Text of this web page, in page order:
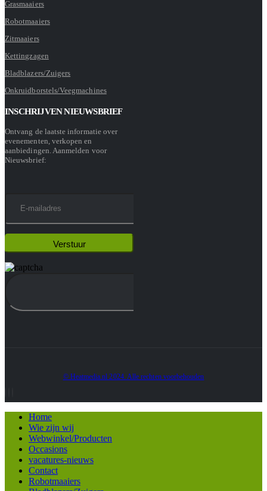
Grasmaaiers
Robotmaaiers
Zitmaaiers
Kettingzagen
Bladblazers/Zuigers
Onkruidborstels/Veegmachines
INSCHRIJVEN NIEUWSBRIEF
Ontvang de laatste informatie over
evenementen, verkopen en
aanbiedingen. Aanmelden voor
Nieuwsbrief:
© Heatmedia.nl 2024. Alle rechten voorbehouden
Home
Wie zijn wij
Webwinkel/Producten
Occasions
vacatures-nieuws
Contact
Robotmaaiers